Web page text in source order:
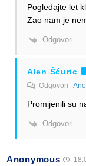
Pogledajte let
Zao nam je
Odgovori
Alen Šćuric
Odgovori
Promijenili su
Odgovori
Anonymous